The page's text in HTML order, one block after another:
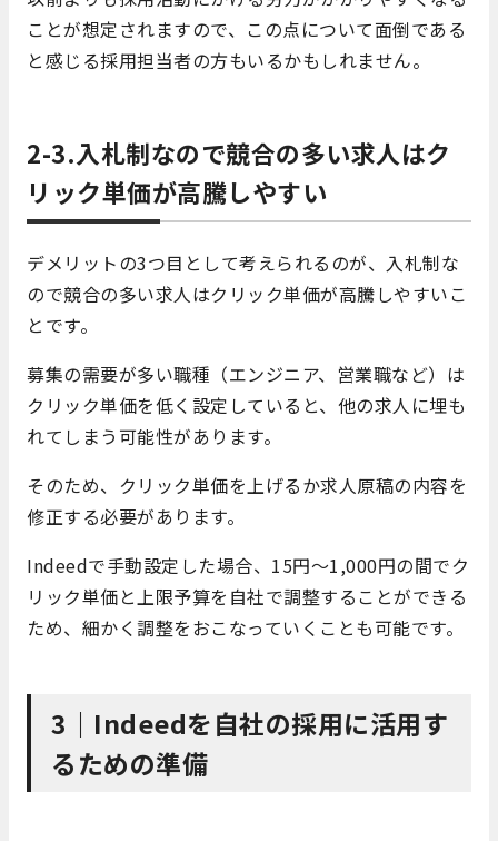
ことが想定されますので、この点について面倒である
と感じる採用担当者の方もいるかもしれません。
2-3.入札制なので競合の多い求人はク
リック単価が高騰しやすい
デメリットの3つ目として考えられるのが、入札制な
ので競合の多い求人はクリック単価が高騰しやすいこ
とです。
募集の需要が多い職種（エンジニア、営業職など）は
クリック単価を低く設定していると、他の求人に埋も
れてしまう可能性があります。
そのため、クリック単価を上げるか求人原稿の内容を
修正する必要があります。
Indeedで手動設定した場合、15円～1,000円の間でク
リック単価と上限予算を自社で調整することができる
ため、細かく調整をおこなっていくことも可能です。
3｜Indeedを自社の採用に活用す
るための準備